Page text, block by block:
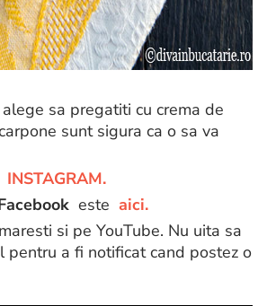
sa pregatiti cu crema de
sunt sigura ca o sa va
INSTAGRAM.
este aici.
si pe YouTube. Nu uita sa
pentru a fi notificat cand postez o